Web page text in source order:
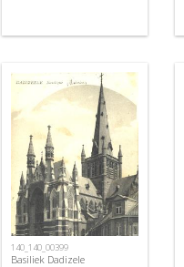
140_140_00399
Basiliek Dadizele